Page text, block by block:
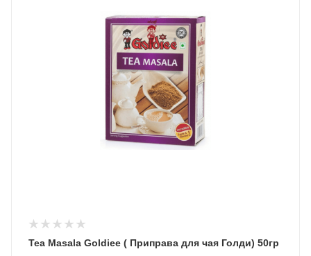
Tea Masala Goldiee ( Приправа для чая Голди) 50гр